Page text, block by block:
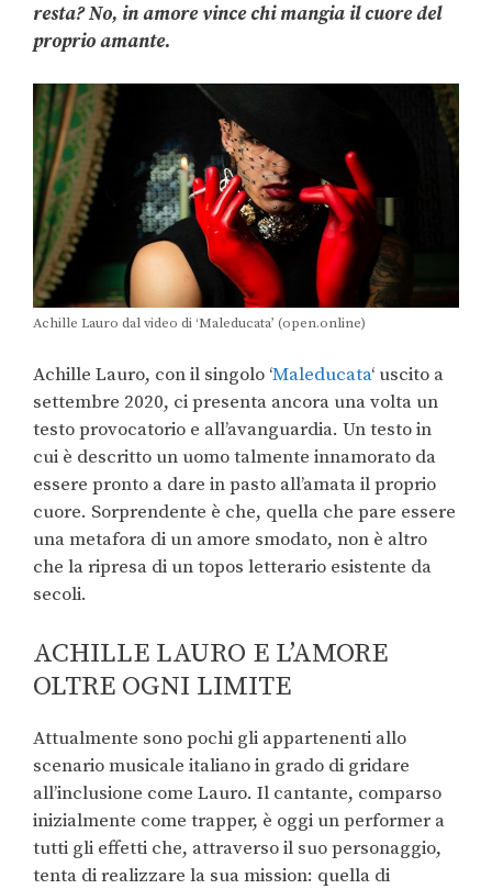
resta? No, in amore vince chi mangia il cuore del
proprio amante.
Achille Lauro dal video di ‘Maleducata’ (open.online)
Achille Lauro, con il singolo ‘Maleducata‘ uscito a
settembre 2020, ci presenta ancora una volta un
testo provocatorio e all’avanguardia. Un testo in
cui è descritto un uomo talmente innamorato da
essere pronto a dare in pasto all’amata il proprio
cuore. Sorprendente è che, quella che pare essere
una metafora di un amore smodato, non è altro
che la ripresa di un topos letterario esistente da
secoli.
ACHILLE LAURO E L’AMORE
OLTRE OGNI LIMITE
Attualmente sono pochi gli appartenenti allo
scenario musicale italiano in grado di gridare
all’inclusione come Lauro. Il cantante, comparso
inizialmente come trapper, è oggi un performer a
tutti gli effetti che, attraverso il suo personaggio,
tenta di realizzare la sua mission: quella di